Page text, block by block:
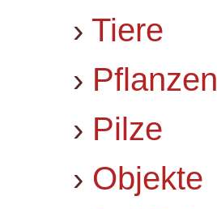
› Tiere
› Pflanzen
› Pilze
› Objekte